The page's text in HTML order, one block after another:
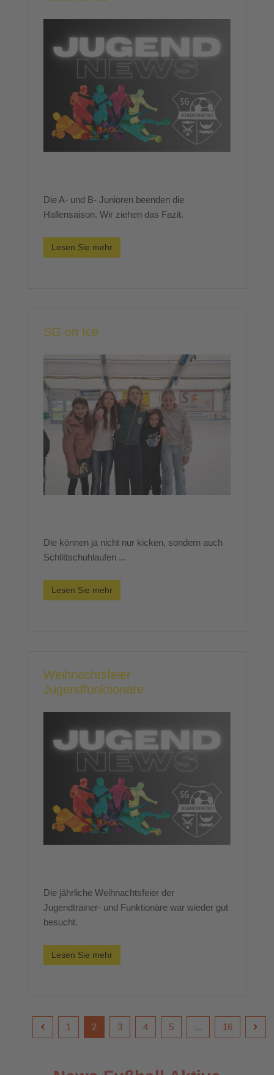
Die A- und B- Junioren beenden die
Hallensaison. Wir ziehen das Fazit.
Lesen Sie mehr
SG on Ice
Die können ja nicht nur kicken, sondern auch
Schlittschuhlaufen ...
Lesen Sie mehr
Weihnachtsfeier
Jugendfunktionäre
Die jährliche Weihnachtsfeier der
Jugendtrainer- und Funktionäre war wieder gut
besucht.
Lesen Sie mehr
1 2 3 4 5 ... 16